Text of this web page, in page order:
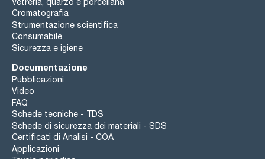
Cromatografia
Strumentazione scientifica
Consumabile
Sicurezza e igiene
Documentazione
Pubblicazioni
Video
FAQ
Schede tecniche - TDS
Schede di sicurezza dei materiali - SDS
Certificati di Analisi - COA
Applicazioni